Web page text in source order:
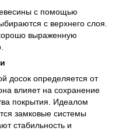
с помощью
с верхнего слоя.
выраженную
досок определяется от
влияет на сохранение
покрытия. Идеалом
замковые системы
стабильность и